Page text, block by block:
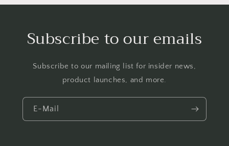
Subscribe to our emails
Subscribe to our mailing list for insider news,
product launches, and more.
E-Mail